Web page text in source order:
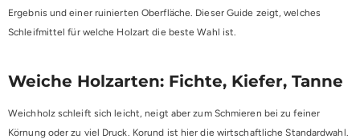
Ergebnis und einer ruinierten Oberfläche. Dieser Guide zeigt, welches
Schleifmittel für welche Holzart die beste Wahl ist.
Weiche Holzarten: Fichte, Kiefer, Tanne
Weichholz schleift sich leicht, neigt aber zum Schmieren bei zu feiner
Körnung oder zu viel Druck. Korund ist hier die wirtschaftliche Standardwahl.